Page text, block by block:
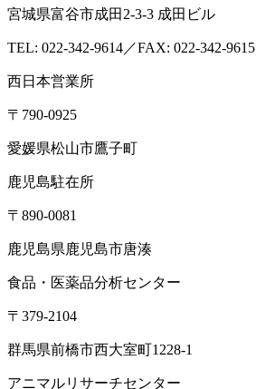
宮城県富谷市成田2-3-3 成田ビル
TEL: 022-342-9614／FAX: 022-342-9615
西日本営業所
〒790-0925
愛媛県松山市鷹子町
鹿児島駐在所
〒890-0081
鹿児島県鹿児島市唐湊
食品・医薬品分析センター
〒379-2104
群馬県前橋市西大室町1228-1
アニマルリサーチセンター